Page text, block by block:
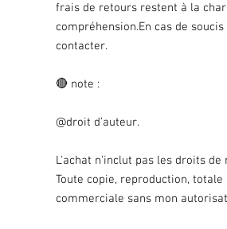
frais de retours restent à la
compréhension.En cas de
contacter.
🔴 note :
@droit d'auteur.
L'achat n'inclut pas les droits de
Toute copie, reproduction,
commerciale sans mon